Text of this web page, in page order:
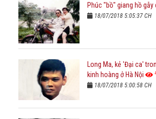
Phúc "bồ" giang hồ gẫy
18/07/2018 5:05:37 CH
Long Ma, kẻ 'Đại ca'
kinh hoàng ở Hà Nội
18/07/2018 5:00:58 CH